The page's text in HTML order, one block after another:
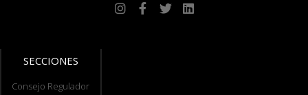
SECCIONES
Consejo Regulador